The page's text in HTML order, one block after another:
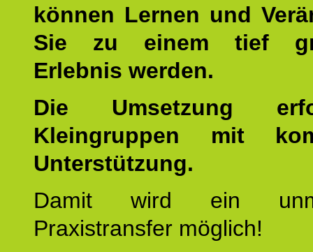
können Lernen und
Sie zu einem tief
Erlebnis werden.
Die Umsetzung
Kleingruppen mit
Unterstützung.
Damit wird ein
Praxistransfer möglich!